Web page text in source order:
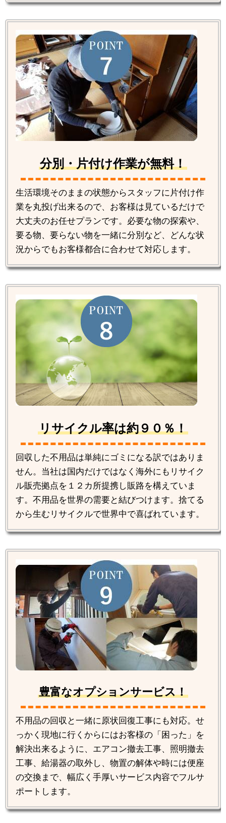
分別・片付け作業が無料！
生活環境そのままの状態からスタッフに片付け作
業を丸投げ出来るので、お客様は見ているだけで
大丈夫のお任せプランです。必要な物の探索や、
要る物、要らない物を一緒に分別など、どんな状
況からでもお客様都合に合わせて対応します。
リサイクル率は約９０％！
回収した不用品は単純にゴミになる訳ではありま
せん。当社は国内だけではなく海外にもリサイク
ル販売拠点を１２カ所提携し販路を構えていま
す。不用品を世界の需要と結びつけます。捨てる
から生むリサイクルで世界中で喜ばれています。
豊富なオプションサービス！
不用品の回収と一緒に原状回復工事にも対応。せ
っかく現地に行くからにはお客様の「困った」を
解決出来るように、エアコン撤去工事、照明撤去
工事、給湯器の取外し、物置の解体や時には便座
の交換まで、幅広く手厚いサービス内容でフルサ
ポートします。